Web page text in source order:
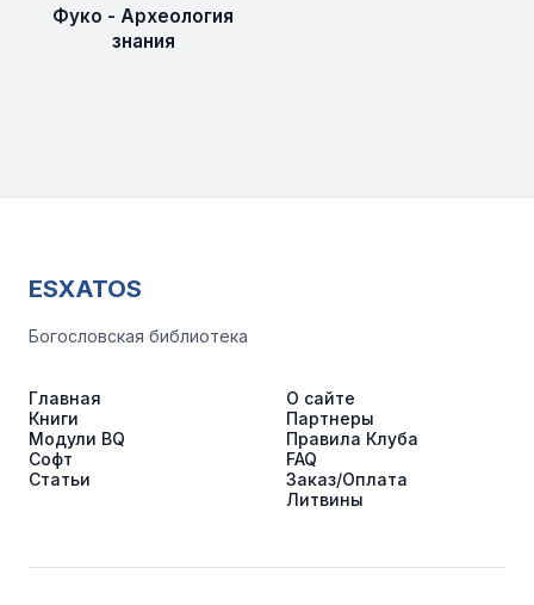
Фуко - Археология
знания
ESXATOS
Богословская библиотека
Главная
Книги
Модули BQ
Софт
Статьи
О сайте
Партнеры
Правила Клуба
FAQ
Заказ/Оплата
Литвины